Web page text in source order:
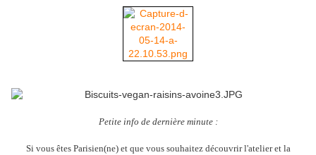
Petite info de dernière minute :
Si vous êtes Parisien(ne) et que vous souhaitez découvrir l'atelier et la